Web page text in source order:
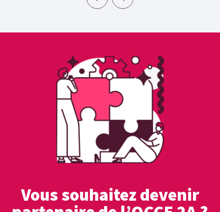
Vous souhaitez devenir